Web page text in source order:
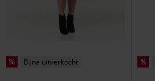
% Bijna uitverkocht %